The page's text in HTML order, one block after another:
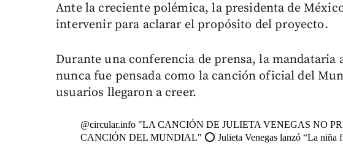
Ante la creciente polémica, la presidenta de
intervenir para aclarar el propósito del proyecto.
Durante una conferencia de prensa, la mandataria
nunca fue pensada como la canción oficial del
usuarios llegaron a creer.
@circular.info "LA CANCIÓN DE JULIETA VENEGAS NO
CANCIÓN DEL MUNDIAL" ⭕ Julieta Venegas lanzó “La niña